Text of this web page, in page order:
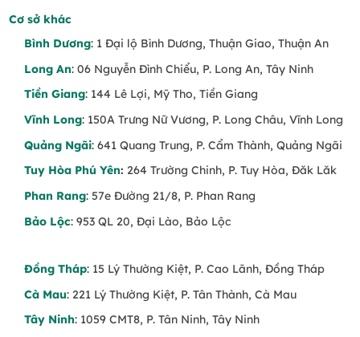
Cơ sở khác
Bình Dương: 1 Đại lộ Bình Dương, Thuận Giao, Thuận An
Long An: 06 Nguyễn Đình Chiểu, P. Long An, Tây Ninh
Tiền Giang: 144 Lê Lợi, Mỹ Tho, Tiền Giang
Vĩnh Long: 150A Trưng Nữ Vương, P. Long Châu, Vĩnh Long
Quảng Ngãi: 641 Quang Trung, P. Cẩm Thành, Quảng Ngãi
Tuy Hòa Phú Yên: 264 Trường Chinh, P. Tuy Hòa, Đăk Lăk
Phan Rang: 57e Đường 21/8, P. Phan Rang
Bảo Lộc: 953 QL 20, Đại Lào, Bảo Lộc
Đồng Tháp: 15 Lý Thường Kiệt, P. Cao Lãnh, Đồng Tháp
Cà Mau: 221 Lý Thường Kiệt, P. Tân Thành, Cà Mau
Tây Ninh: 1059 CMT8, P. Tân Ninh, Tây Ninh